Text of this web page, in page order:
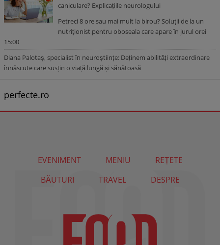
caniculare? Explicațiile neurologului
Petreci 8 ore sau mai mult la birou? Soluții de la un
nutriționist pentru oboseala care apare în jurul orei
15:00
Diana Palotaș, specialist în neuroștiințe: Deținem abilități extraordinare
înnăscute care susțin o viață lungă și sănătoasă
perfecte.ro
EVENIMENT MENIU
REȚETE
BĂUTURI
TRAVEL DESPRE